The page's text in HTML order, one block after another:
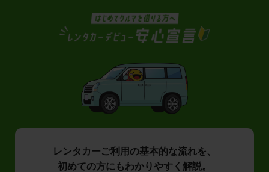
レンタカーご利用の基本的な流れを、
初めての方にもわかりやすく解説。